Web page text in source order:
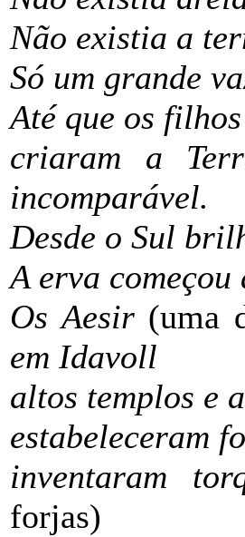
Não existia a
Só um grande
Até que os
criaram a
incomparável.
Desde o Sul
A erva começou
Os Aesir (uma
em Idavoll
altos templos e
estabeleceram
inventaram
forjas)